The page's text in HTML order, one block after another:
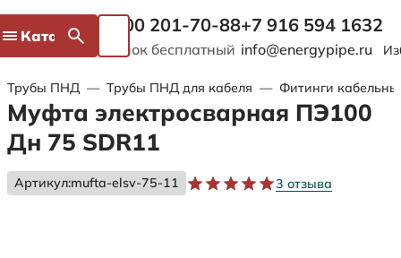
Каталог 8 800 201-70-88
Звонок бесплатный
+7 916 594 1632
info@energypipe.ru
Трубы ПНД — Трубы ПНД для кабеля — Фитинги
Муфта электросварная ПЭ100
Дн 75 SDR11
Артикул:mufta-elsv-75-11 3 отзыва